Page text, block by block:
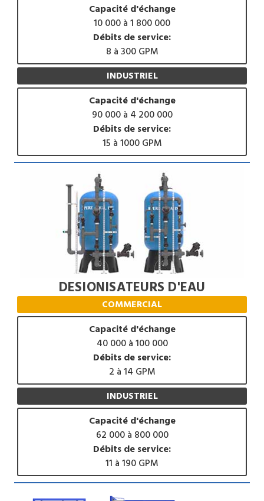
Capacité d'échange
10 000 à 1 800 000
Débits de service:
8 à 300 GPM
INDUSTRIEL
Capacité d'échange
90 000 à 4 200 000
Débits de service:
15 à 1000 GPM
DESIONISATEURS D'EAU
COMMERCIAL
Capacité d'échange
40 000 à 100 000
Débits de service:
2 à 14 GPM
INDUSTRIEL
Capacité d'échange
62 000 à 800 000
Débits de service:
11 à 190 GPM